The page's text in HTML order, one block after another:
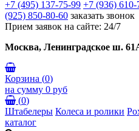
+7 (495) 137-75-99 +7 (936) 610-
(925) 850-80-60 заказать звонок
Прием заявок на сайте: 24/7
Москва, Ленинградское ш.
Корзина (0)
на сумму 0 руб
(0)
Штабелеры Колеса и ролики
каталог